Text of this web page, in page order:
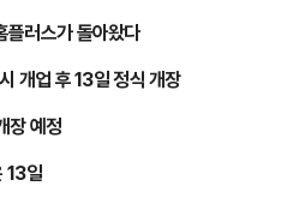
플러스가 돌아왔다
개업 후 13일 정식 개장
장 예정
13일